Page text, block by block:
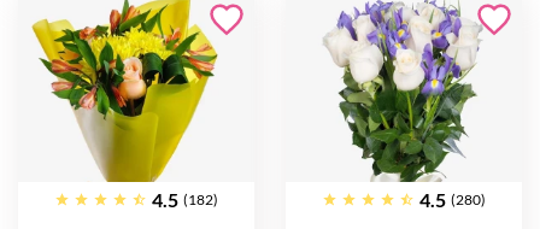
4.5 (182) 4.5 (280)